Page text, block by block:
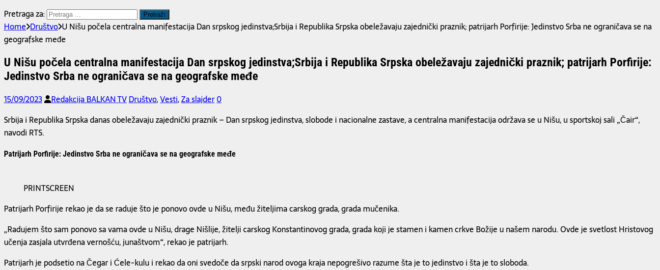
Pretraga za:
Home Društvo U Nišu počela centralna manifestacija Dan srpskog jedinstva;Srbija i Republika Srpska obeležavaju zajednički praznik; patrijarh Porfirije: Jedinstvo Srba ne ograničava se na
geografske međe
U Nišu počela centralna manifestacija Dan srpskog jedinstva;Srbija i Republika Srpska obeležavaju zajednički praznik; patrijarh Porfirije:
Jedinstvo Srba ne ograničava se na geografske međe
15/09/2023 Redakcija BALKAN TVDruštvo,Vesti,Za slajder0
Srbija i Republika Srpska danas obeležavaju zajednički praznik – Dan srpskog jedinstva, slobode i nacionalne zastave, a centralna manifestacija održava se u Nišu, u sportskoj sali „Čair“,
navodi RTS.
Patrijarh Porfirije: Jedinstvo Srba ne ograničava se na geografske međe
PRINTSCREEN
Patrijarh Porfirije rekao je da se raduje što je ponovo ovde u Nišu, među žiteljima carskog grada, grada mučenika.
„Radujem što sam ponovo sa vama ovde u Nišu, drage Nišlije, žitelji carskog Konstantinovog grada, grada koji je stamen i kamen crkve Božije u našem narodu. Ovde je svetlost Hristovog
učenja zasjala utvrđena vernošću, junaštvom“,rekao je patrijarh.
Patrijarh je podsetio na Čegar i Ćele-kulu i rekao da oni svedoče da srpski narod ovoga kraja nepogrešivo razume šta je to jedinstvo i šta je to sloboda.